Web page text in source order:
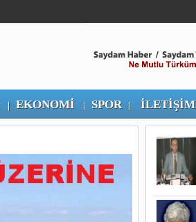
| EKONOMİ | SPOR| İLETİŞİM